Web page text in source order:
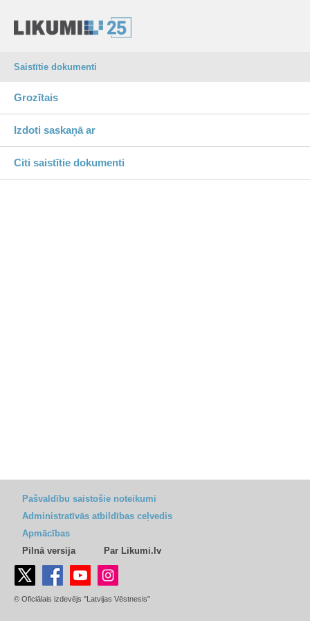
Saistītie dokumenti
Grozītais
Izdoti saskaņā ar
Citi saistītie dokumenti
Pašvaldību saistošie noteikumi
Administratīvās atbildības ceļvedis
Apmācības
Pilnā versija
Par Likumi.lv
© Oficiālais izdevējs "Latvijas Vēstnesis"